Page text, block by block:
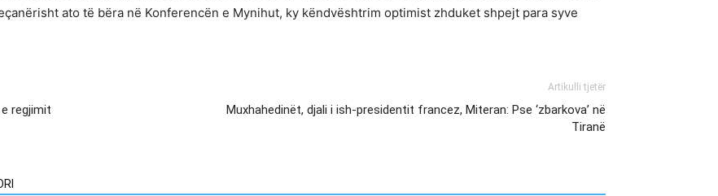
ato të bëra në Konferencën e Mynihut, ky këndvështrim optimist zhduket shpejt para syve
regjimit
Artikulli tjetër
Muxhahedinët, djali i ish-presidentit francez, Miteran: Pse ‘zbarkova’ në
Tiranë